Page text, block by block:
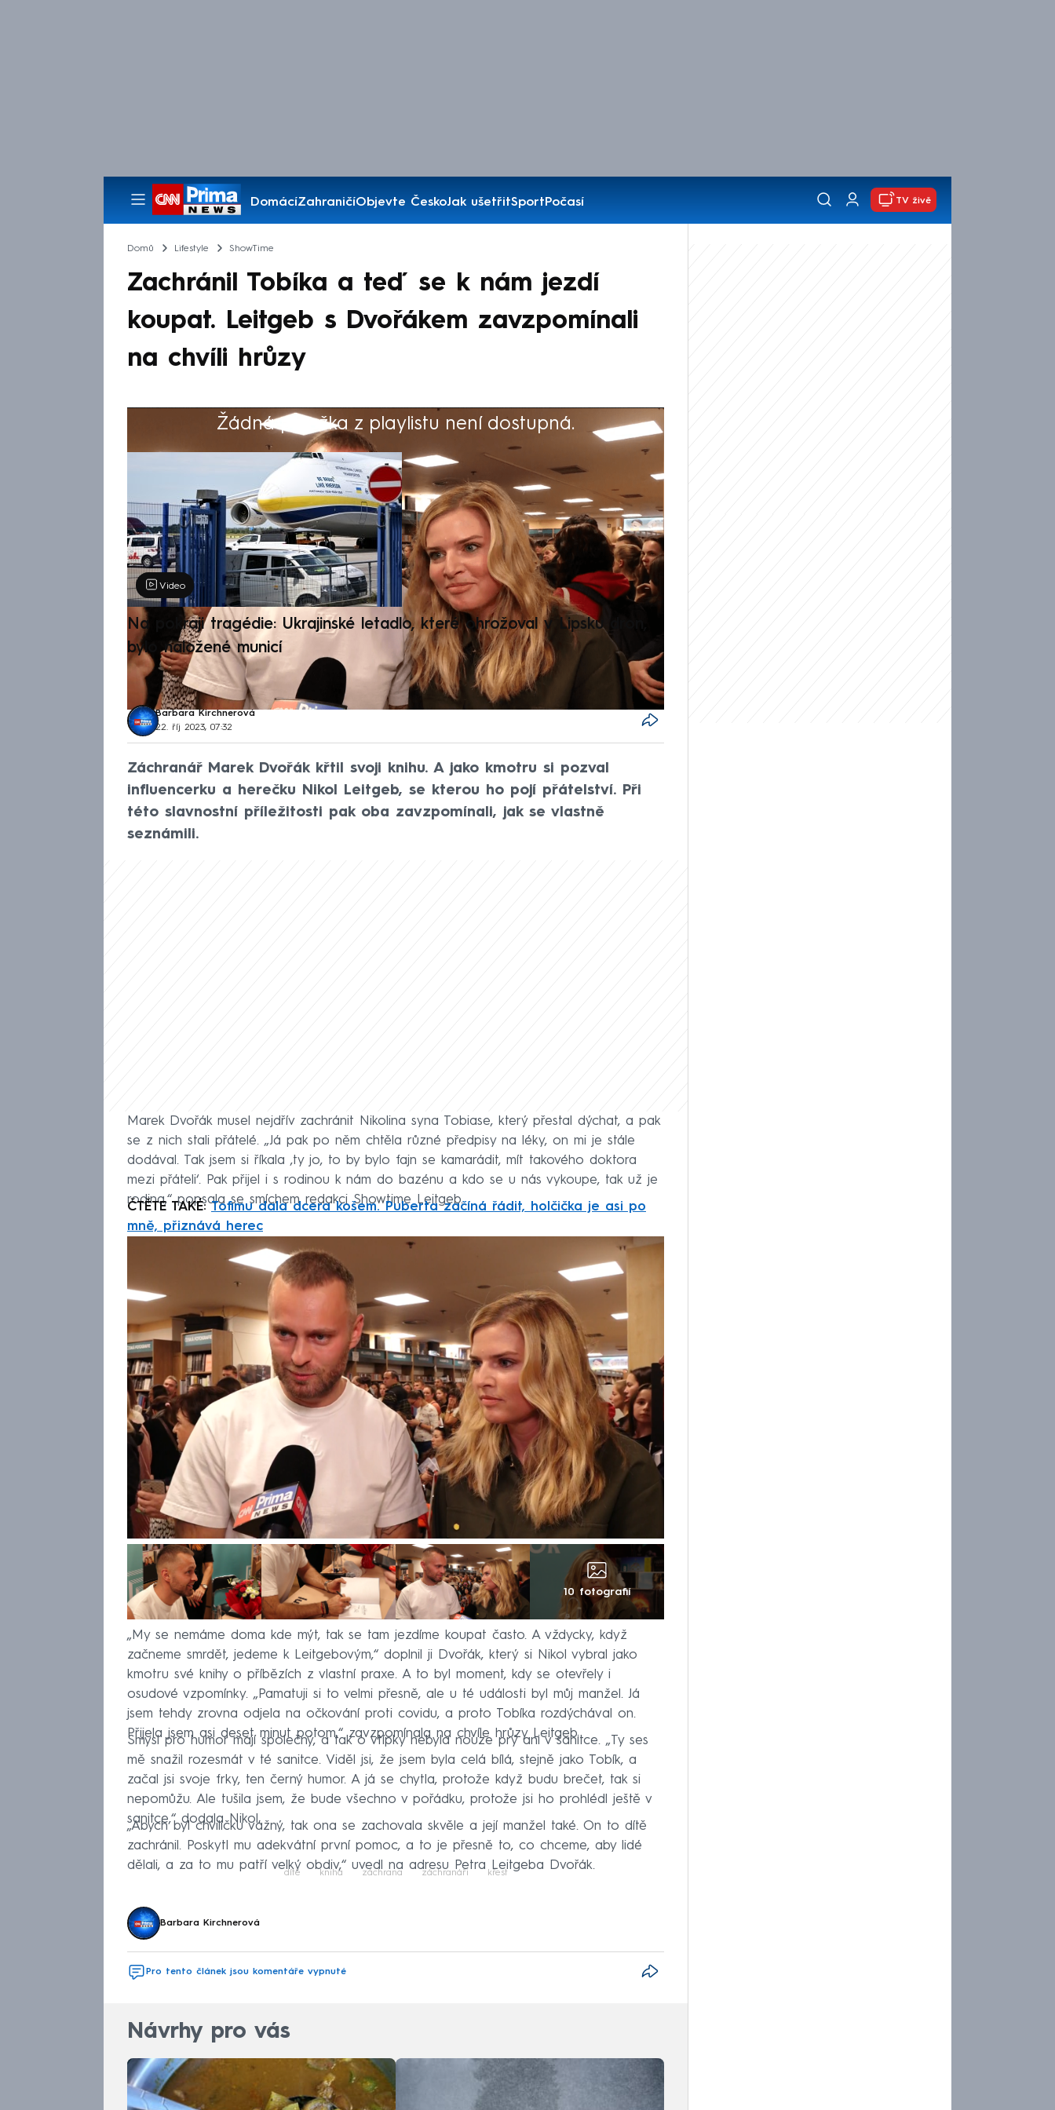
DomácíZahraničíObjevte ČeskoJak ušetřitSportPočasí
Pořady
TV živě
Domů Lifestyle ShowTime
Zachránil Tobíka a teď se k nám jezdí
koupat. Leitgeb s Dvořákem zavzpomínali
na chvíli hrůzy
Žádná položka z playlistu není dostupná.
Výběr redakce
Video
Na pokraji tragédie: Ukrajinské letadlo, které ohrožoval v Lipsku dron,
bylo naložené municí
Barbara Kirchnerová
22. říj 2023, 07:32
Záchranář Marek Dvořák křtil svoji knihu. A jako kmotru si pozval
influencerku a herečku Nikol Leitgeb, se kterou ho pojí přátelství. Při
této slavnostní příležitosti pak oba zavzpomínali, jak se vlastně
seznámili.
Marek Dvořák musel nejdřív zachránit Nikolina syna Tobiase, který přestal dýchat, a pak
se z nich stali přátelé. „Já pak po něm chtěla různé předpisy na léky, on mi je stále
dodával. Tak jsem si říkala ‚ty jo, to by bylo fajn se kamarádit, mít takového doktora
mezi přáteli‘. Pak přijel i s rodinou k nám do bazénu a kdo se u nás vykoupe, tak už je
rodina,“ popsala se smíchem redakci Showtime Leitgeb.
ČTĚTE TAKÉ:Tofimu dala dcera košem. Puberta začíná řádit, holčička je asi po
mně, přiznává herec
10 fotografií
„My se nemáme doma kde mýt, tak se tam jezdíme koupat často. A vždycky, když
začneme smrdět, jedeme k Leitgebovým,“ doplnil ji Dvořák, který si Nikol vybral jako
kmotru své knihy o příbězích z vlastní praxe. A to byl moment, kdy se otevřely i
osudové vzpomínky. „Pamatuji si to velmi přesně, ale u té události byl můj manžel. Já
jsem tehdy zrovna odjela na očkování proti covidu, a proto Tobíka rozdýchával on.
Přijela jsem asi deset minut potom,“ zavzpomínala na chvíle hrůzy Leitgeb.
Smysl pro humor mají společný, a tak o vtípky nebyla nouze prý ani v sanitce. „Ty ses
mě snažil rozesmát v té sanitce. Viděl jsi, že jsem byla celá bílá, stejně jako Tobík, a
začal jsi svoje frky, ten černý humor. A já se chytla, protože když budu brečet, tak si
nepomůžu. Ale tušila jsem, že bude všechno v pořádku, protože jsi ho prohlédl ještě v
sanitce,“ dodala Nikol.
„Abych byl chviličku vážný, tak ona se zachovala skvěle a její manžel také. On to dítě
zachránil. Poskytl mu adekvátní první pomoc, a to je přesně to, co chceme, aby lidé
dělali, a za to mu patří velký obdiv,“ uvedl na adresu Petra Leitgeba Dvořák.
dítě kniha záchrana záchranáři křest
Barbara Kirchnerová
Pro tento článek jsou komentáře vypnuté
Návrhy pro vás